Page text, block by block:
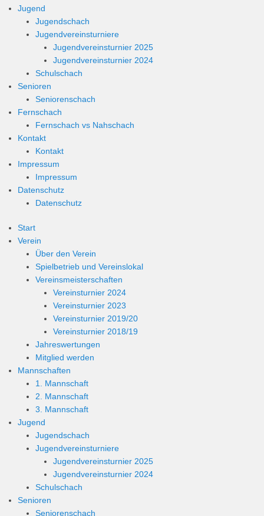
Jugend
Jugendschach
Jugendvereinsturniere
Jugendvereinsturnier 2025
Jugendvereinsturnier 2024
Schulschach
Senioren
Seniorenschach
Fernschach
Fernschach vs Nahschach
Kontakt
Kontakt
Impressum
Impressum
Datenschutz
Datenschutz
Start
Verein
Über den Verein
Spielbetrieb und Vereinslokal
Vereinsmeisterschaften
Vereinsturnier 2024
Vereinsturnier 2023
Vereinsturnier 2019/20
Vereinsturnier 2018/19
Jahreswertungen
Mitglied werden
Mannschaften
1. Mannschaft
2. Mannschaft
3. Mannschaft
Jugend
Jugendschach
Jugendvereinsturniere
Jugendvereinsturnier 2025
Jugendvereinsturnier 2024
Schulschach
Senioren
Seniorenschach